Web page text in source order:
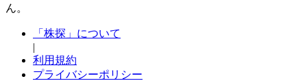
ん。
「株探」について
|
利用規約
プライバシーポリシー